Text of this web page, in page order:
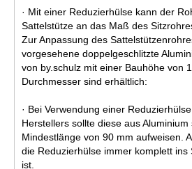
· Mit einer Reduzierhülse kann der
Sattelstütze an das Maß des
Zur Anpassung des
vorgesehene doppelgeschlitzte
von by.schulz mit einer Bauhöhe von
Durchmesser sind erhältlich:
· Bei Verwendung einer
Herstellers sollte diese aus
Mindestlänge von 90 mm aufweisen.
die Reduzierhülse immer komplett ins
ist.